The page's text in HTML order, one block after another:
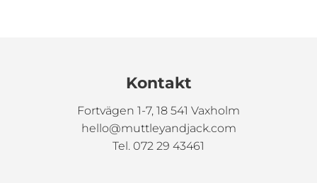
Kontakt
Fortvägen 1-7, 18 541 Vaxholm
hello@muttleyandjack.com
Tel. 072 29 43461